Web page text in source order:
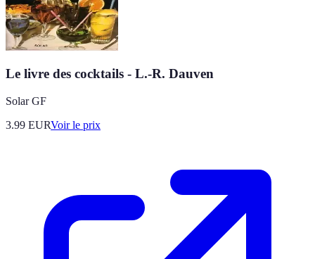
Le livre des cocktails - L.-R. Dauven
Solar GF
3.99 EURVoir le prix